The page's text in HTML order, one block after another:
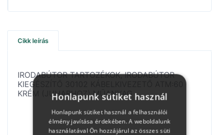
Cikk leírás
IRODABÚTOR TARTOZÉKOK, IRODABÚTOR
KIEGÉSZÍTŐ 30102 KÁBELKIVEZETŐ ATM:60
KRÉM (JUHARHOZ) MŰANYAG
Honlapunk sütiket használ
Honlapunk sütiket használ a felhasználói
élmény javítása érdekében. A weboldalunk
használatával Ön hozzájárul az összes süti